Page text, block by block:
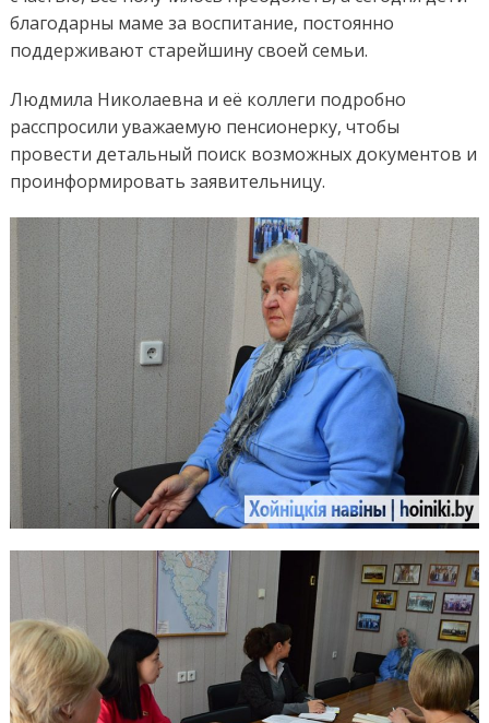
благодарны маме за воспитание, постоянно
поддерживают старейшину своей семьи.
Людмила Николаевна и её коллеги подробно
расспросили уважаемую пенсионерку, чтобы
провести детальный поиск возможных документов и
проинформировать заявительницу.